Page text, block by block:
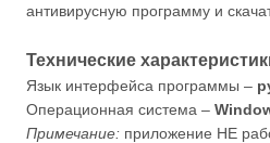
антивирусную программу и
Технические
Язык интерфейса программы –
Операционная система –
Примечание: приложение НЕ